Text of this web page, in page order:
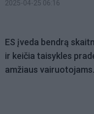
2025-04-25 06:16
ES įveda bendrą
ir keičia taisykles
amžiaus vairuotojams.